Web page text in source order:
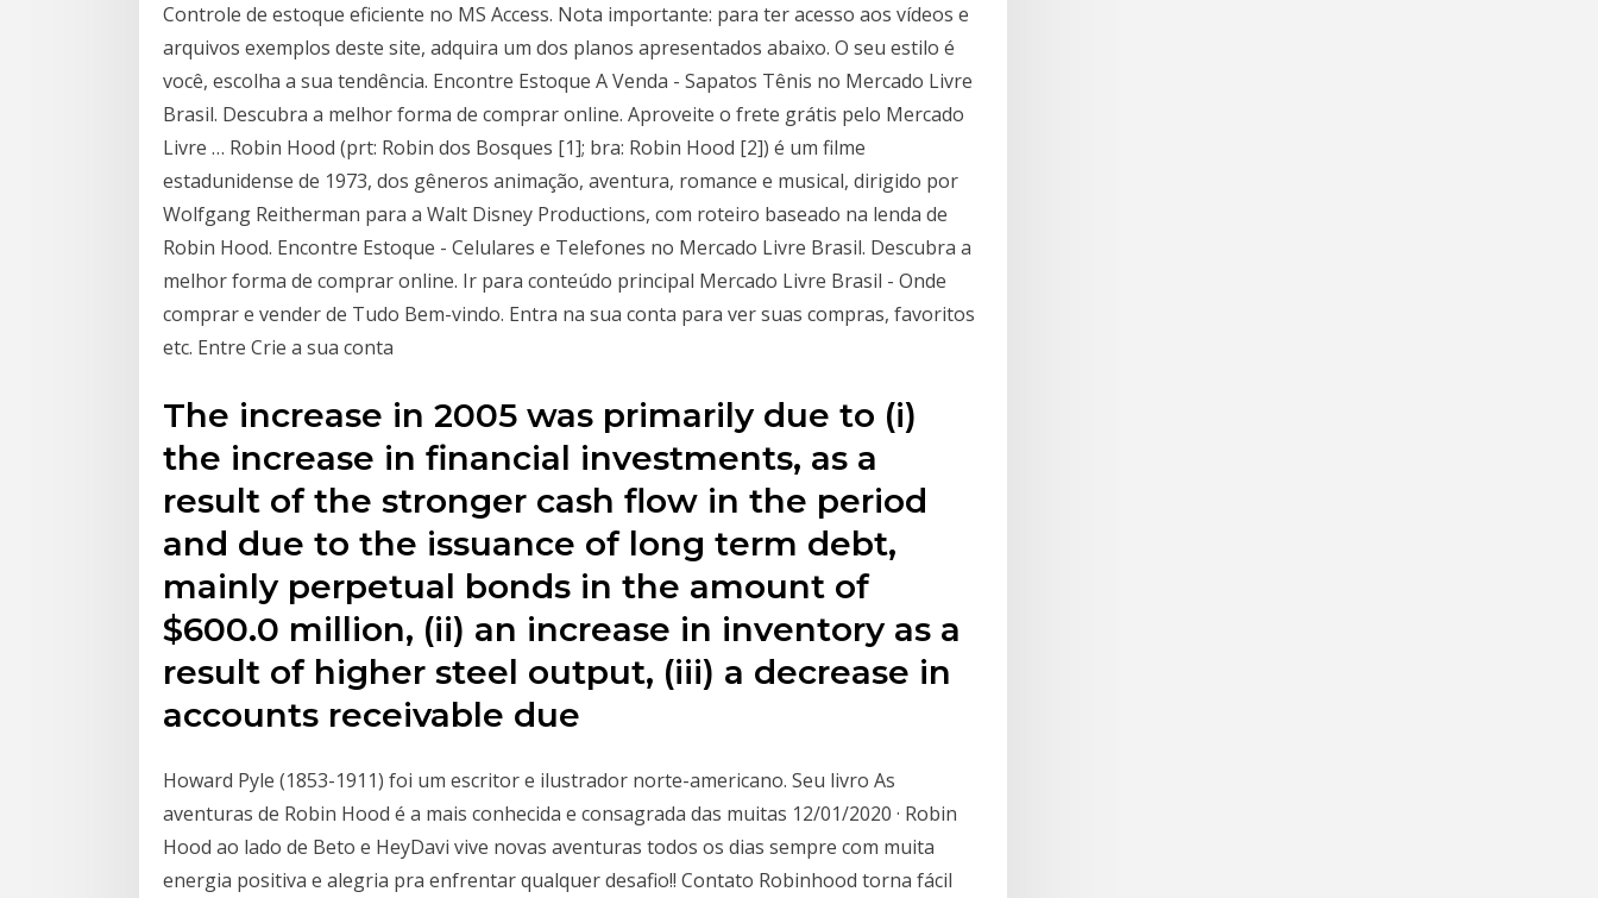
Controle de estoque eficiente no MS Access. Nota importante: para ter acesso aos vídeos e
arquivos exemplos deste site, adquira um dos planos apresentados abaixo. O seu estilo é
você, escolha a sua tendência. Encontre Estoque A Venda - Sapatos Tênis no Mercado Livre
Brasil. Descubra a melhor forma de comprar online. Aproveite o frete grátis pelo Mercado
Livre … Robin Hood (prt: Robin dos Bosques [1]; bra: Robin Hood [2]) é um filme
estadunidense de 1973, dos gêneros animação, aventura, romance e musical, dirigido por
Wolfgang Reitherman para a Walt Disney Productions, com roteiro baseado na lenda de
Robin Hood. Encontre Estoque - Celulares e Telefones no Mercado Livre Brasil. Descubra a
melhor forma de comprar online. Ir para conteúdo principal Mercado Livre Brasil - Onde
comprar e vender de Tudo Bem-vindo. Entra na sua conta para ver suas compras, favoritos
etc. Entre Crie a sua conta
The increase in 2005 was primarily due to (i)
the increase in financial investments, as a
result of the stronger cash flow in the period
and due to the issuance of long term debt,
mainly perpetual bonds in the amount of
$600.0 million, (ii) an increase in inventory as a
result of higher steel output, (iii) a decrease in
accounts receivable due
Howard Pyle (1853-1911) foi um escritor e ilustrador norte-americano. Seu livro As
aventuras de Robin Hood é a mais conhecida e consagrada das muitas 12/01/2020 · Robin
Hood ao lado de Beto e HeyDavi vive novas aventuras todos os dias sempre com muita
energia positiva e alegria pra enfrentar qualquer desafio!! Contato Robinhood torna fácil